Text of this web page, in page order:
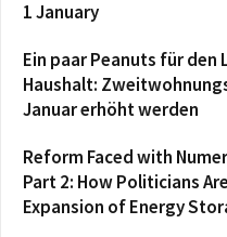
1 January
Ein paar Peanuts für den
Haushalt:
Januar erhöht werden
Reform Faced with
Part 2: How Politicians
Expansion of Energy